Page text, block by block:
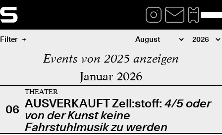
Filter
Events von 2025 anzeigen
Januar 2026
06
THEATER
AUSVERKAUFT Zell:stoff: 4/5 oder
von der Kunst keine
Fahrstuhlmusik zu werden